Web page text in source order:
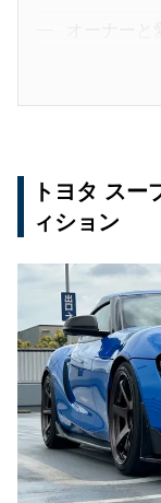
トヨタ ス
ィション